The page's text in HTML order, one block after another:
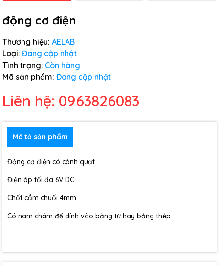
động cơ điện
Thương hiệu: AELAB
Loại: Đang cập nhật
Tình trạng: Còn hàng
Mã sản phẩm: Đang cập nhật
Liên hệ: 0963826083
Mô tả sản phẩm
Động cơ điện có cánh quạt
Điện áp tối đa 6V DC
Chốt cắm chuối 4mm
Có nam châm để dính vào bảng từ hay bảng thép